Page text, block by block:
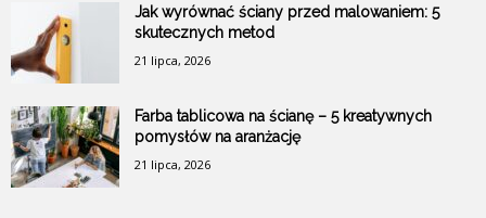
Jak wyrównać ściany przed malowaniem: 5
skutecznych metod
21 lipca, 2026
Farba tablicowa na ścianę – 5 kreatywnych
pomysłów na aranżację
21 lipca, 2026